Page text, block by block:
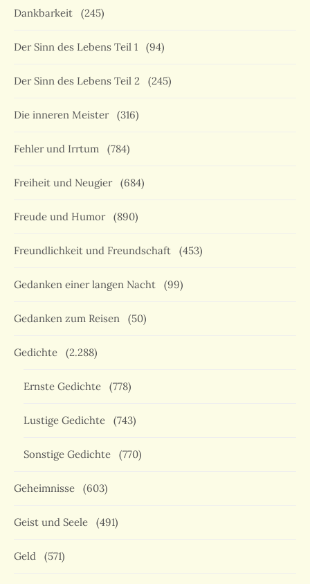
Dankbarkeit (245)
Der Sinn des Lebens Teil 1 (94)
Der Sinn des Lebens Teil 2 (245)
Die inneren Meister (316)
Fehler und Irrtum (784)
Freiheit und Neugier (684)
Freude und Humor (890)
Freundlichkeit und Freundschaft (453)
Gedanken einer langen Nacht (99)
Gedanken zum Reisen (50)
Gedichte (2.288)
Ernste Gedichte (778)
Lustige Gedichte (743)
Sonstige Gedichte (770)
Geheimnisse (603)
Geist und Seele (491)
Geld (571)